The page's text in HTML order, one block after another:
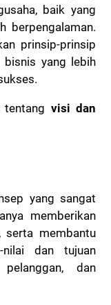
baik yang
berpengalaman.
prinsip-prinsip
bisnis yang lebih
tentang visi dan
yang sangat
memberikan
serta membantu
nilai dan tujuan
dan